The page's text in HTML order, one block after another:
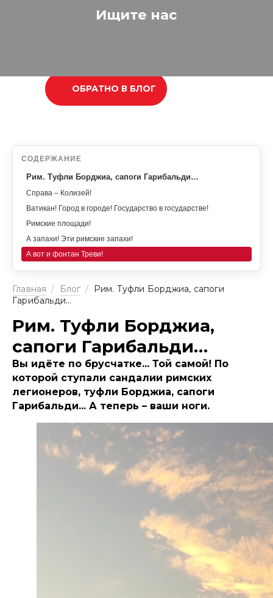
Ищите нас
ОБРАТНО В БЛОГ
СОДЕРЖАНИЕ
Рим. Туфли Борджиа, сапоги Гарибальди…
Справа – Колизей!
Ватикан! Город в городе! Государство в государстве!
Римские площади!
А запахи! Эти римские запахи!
А вот и фонтан Треви!
Главная / Блог /
Рим. Туфли Борджиа, сапоги
Гарибальди…
Рим. Туфли Борджиа,
сапоги Гарибальди…
Вы идёте по брусчатке... Той самой! По
которой ступали сандалии римских
легионеров, туфли Борджиа, сапоги
Гарибальди... А теперь – ваши ноги.